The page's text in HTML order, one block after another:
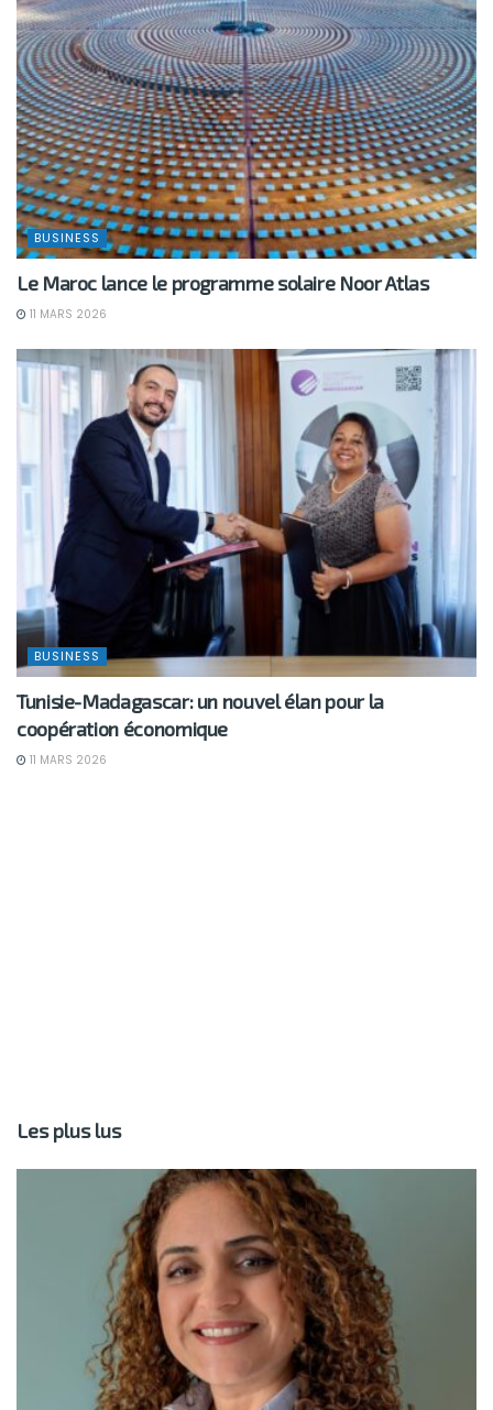
BUSINESS
Le Maroc lance le programme solaire Noor Atlas
11 MARS 2026
BUSINESS
Tunisie-Madagascar: un nouvel élan pour la
coopération économique
11 MARS 2026
Les plus lus